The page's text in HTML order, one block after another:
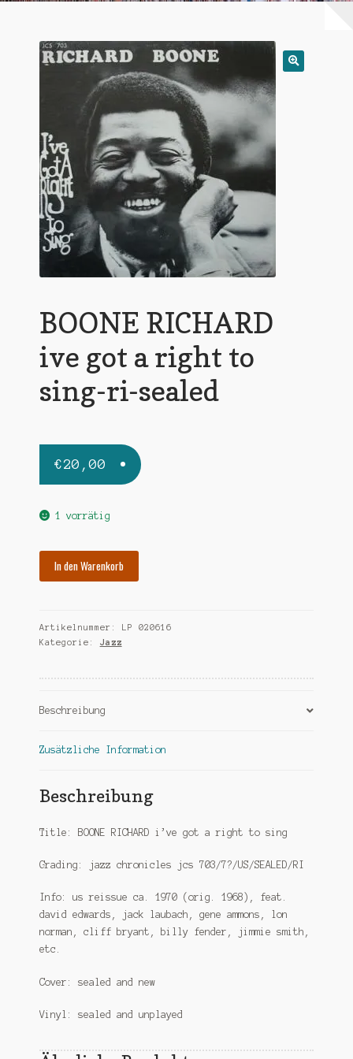
Mein Konto
BOONE RICHARD
ive got a right to
sing-ri-sealed
€20,00
1 vorrätig
a
right
sing-
sealed
In den Warenkorb
Artikelnummer: LP 020616
Kategorie: Jazz
Beschreibung
Zusätzliche Information
Beschreibung
Title: BOONE RICHARD i’ve got a right to sing
Grading: jazz chronicles jcs 703/7?/US/SEALED/RI
Info: us reissue ca. 1970 (orig. 1968), feat.
david edwards, jack laubach, gene ammons, lon
norman, cliff bryant, billy fender, jimmie smith,
etc.
Cover: sealed and new
Vinyl: sealed and unplayed